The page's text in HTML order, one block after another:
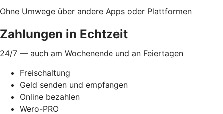
Ohne Umwege über andere Apps oder Plattformen
Zahlungen in Echtzeit
24/7 — auch am Wochenende und an Feiertagen
Freischaltung
Geld senden und empfangen
Online bezahlen
Wero-PRO